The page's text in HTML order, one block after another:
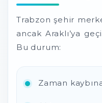
Trabzon şehir
ancak Araklı’ya
Bu durum:
Zaman